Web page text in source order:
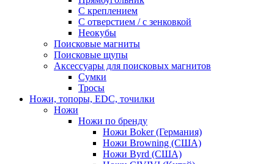
С креплением
С отверстием / с зенковкой
Неокубы
Поисковые магниты
Поисковые щупы
Аксессуары для поисковых магнитов
Сумки
Тросы
Ножи, топоры, EDC, точилки
Ножи
Ножи по бренду
Ножи Boker (Германия)
Ножи Browning (США)
Ножи Byrd (США)